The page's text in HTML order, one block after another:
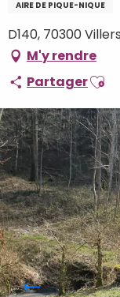
AIRE DE PIQUE-NIQUE
D140, 70300
M'y rendre
Partager